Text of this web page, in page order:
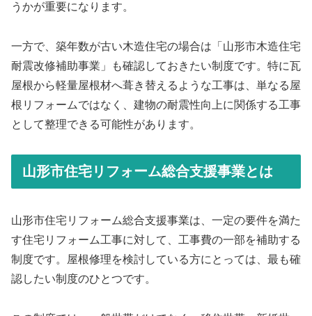
うかが重要になります。
一方で、築年数が古い木造住宅の場合は「山形市木造住宅
耐震改修補助事業」も確認しておきたい制度です。特に瓦
屋根から軽量屋根材へ葺き替えるような工事は、単なる屋
根リフォームではなく、建物の耐震性向上に関係する工事
として整理できる可能性があります。
山形市住宅リフォーム総合支援事業とは
山形市住宅リフォーム総合支援事業は、一定の要件を満た
す住宅リフォーム工事に対して、工事費の一部を補助する
制度です。屋根修理を検討している方にとっては、最も確
認したい制度のひとつです。